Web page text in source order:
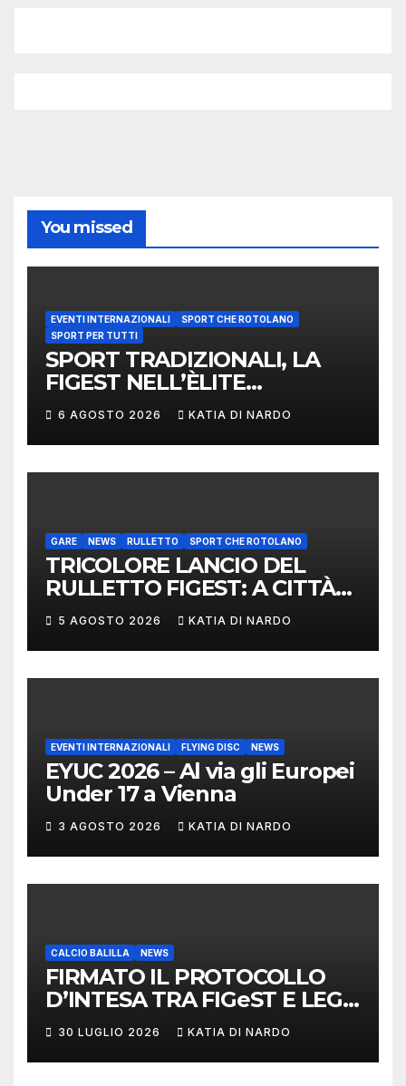
You missed
EVENTI INTERNAZIONALI
SPORT CHE ROTOLANO
SPORT PER TUTTI
SPORT TRADIZIONALI, LA
FIGEST NELL’ÈLITE
MONDIALE: LA
DELEGAZIONE ITALIANA
PROTAGONISTA AL
CONVEGNO TAFISA A
6 AGOSTO 2026 KATIA DI NARDO
GARE NEWS RULLETTO SPORT CHE ROTOLANO
TRICOLORE LANCIO DEL
RULLETTO FIGEST: A CITTÀ
DI CASTELLO VINCONO
MARCHIGIANI ED UMBRI
5 AGOSTO 2026 KATIA DI NARDO
EVENTI INTERNAZIONALI FLYING DISC NEWS
EYUC 2026 – Al via gli Europei
Under 17 a Vienna
3 AGOSTO 2026 KATIA DI NARDO
CALCIO BALILLA NEWS
FIRMATO IL PROTOCOLLO
D’INTESA TRA FIGeST E LEGA
NAZIONALE DILETTANTI
30 LUGLIO 2026 KATIA DI NARDO